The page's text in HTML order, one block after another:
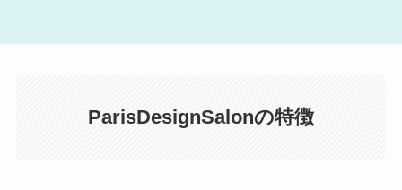
ParisDesignSalonの特徴